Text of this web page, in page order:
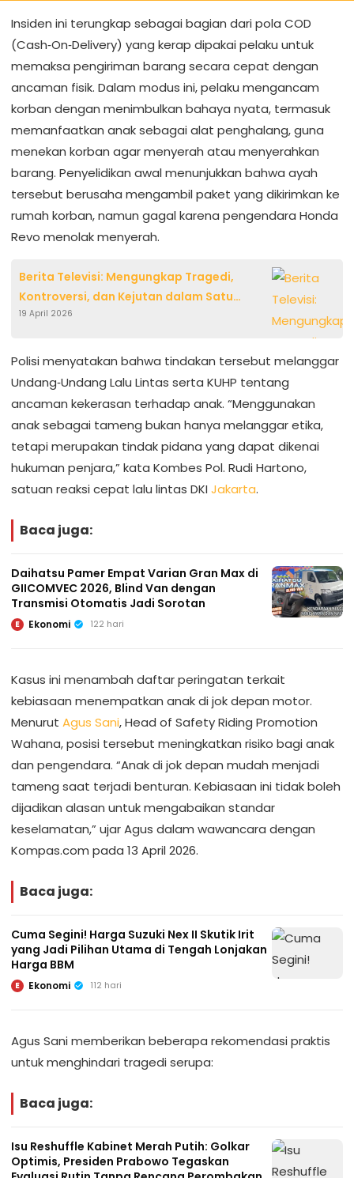
Insiden ini terungkap sebagai bagian dari pola COD
(Cash‑On‑Delivery) yang kerap dipakai pelaku untuk
memaksa pengiriman barang secara cepat dengan
ancaman fisik. Dalam modus ini, pelaku mengancam
korban dengan menimbulkan bahaya nyata, termasuk
memanfaatkan anak sebagai alat penghalang, guna
menekan korban agar menyerah atau menyerahkan
barang. Penyelidikan awal menunjukkan bahwa ayah
tersebut berusaha mengambil paket yang dikirimkan ke
rumah korban, namun gagal karena pengendara Honda
Revo menolak menyerah.
Berita Televisi: Mengungkap Tragedi,
Kontroversi, dan Kejutan dalam Satu
Siaran
19 April 2026
Polisi menyatakan bahwa tindakan tersebut melanggar
Undang‑Undang Lalu Lintas serta KUHP tentang
ancaman kekerasan terhadap anak. “Menggunakan
anak sebagai tameng bukan hanya melanggar etika,
tetapi merupakan tindak pidana yang dapat dikenai
hukuman penjara,” kata Kombes Pol. Rudi Hartono,
satuan reaksi cepat lalu lintas DKI Jakarta.
Baca juga:
Daihatsu Pamer Empat Varian Gran Max di
GIICOMVEC 2026, Blind Van dengan
Transmisi Otomatis Jadi Sorotan
E Ekonomi 122 hari
Kasus ini menambah daftar peringatan terkait
kebiasaan menempatkan anak di jok depan motor.
Menurut Agus Sani, Head of Safety Riding Promotion
Wahana, posisi tersebut meningkatkan risiko bagi anak
dan pengendara. “Anak di jok depan mudah menjadi
tameng saat terjadi benturan. Kebiasaan ini tidak boleh
dijadikan alasan untuk mengabaikan standar
keselamatan,” ujar Agus dalam wawancara dengan
Kompas.com pada 13 April 2026.
Baca juga:
Cuma Segini! Harga Suzuki Nex II Skutik Irit
yang Jadi Pilihan Utama di Tengah Lonjakan
Harga BBM
E Ekonomi 112 hari
Agus Sani memberikan beberapa rekomendasi praktis
untuk menghindari tragedi serupa:
Baca juga:
Isu Reshuffle Kabinet Merah Putih: Golkar
Optimis, Presiden Prabowo Tegaskan